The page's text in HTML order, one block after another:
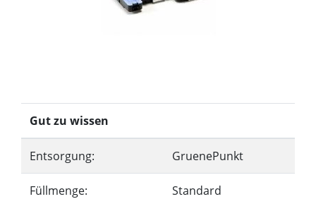
Gut zu wissen
Entsorgung: GruenePunkt
Füllmenge: Standard